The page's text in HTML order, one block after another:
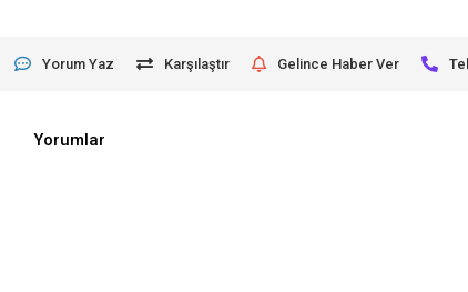
Yorum Yaz Karşılaştır Gelince Haber Ver
Yorumlar